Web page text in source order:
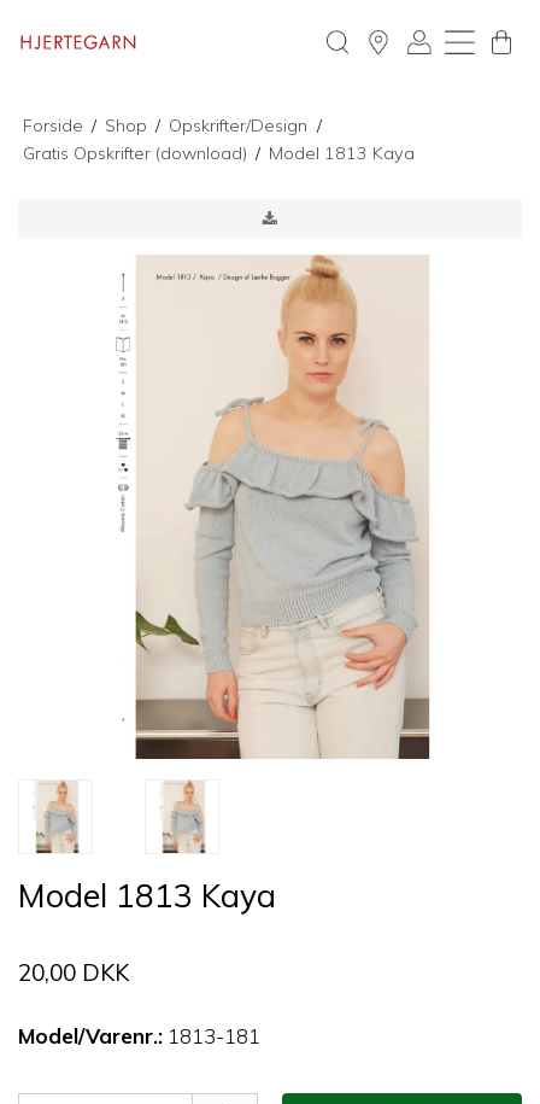
Forside / Shop / Opskrifter/Design /
Gratis Opskrifter (download) / Model 1813 Kaya
Model 1813 Kaya
20,00 DKK
Model/Varenr.: 1813-181